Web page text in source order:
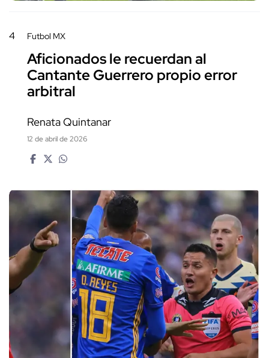
4 Futbol MX
Aficionados le recuerdan al
Cantante Guerrero propio error
arbitral
Renata Quintanar
12 de abril de 2026